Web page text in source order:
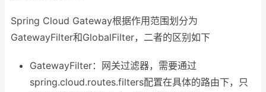
Spring Cloud Gateway根据作用范围划分为
GatewayFilter和GlobalFilter，二者的区别如下
GatewayFilter：网关过滤器，需要通过
spring.cloud.routes.filters配置在具体的路由下，只